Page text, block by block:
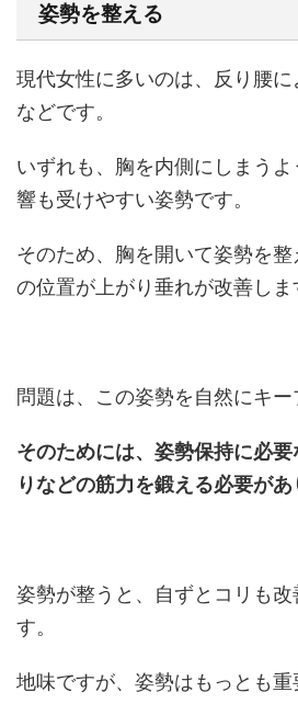
姿勢を整える
現代女性に多いのは、反り腰
などです。
いずれも、胸を内側にしまう
響も受けやすい姿勢です。
そのため、胸を開いて姿勢を
の位置が上がり垂れが改善しま
問題は、この姿勢を自然にキー
そのためには、姿勢保持に必
りなどの筋力を鍛える必要があ
姿勢が整うと、自ずとコリも改
す。
地味ですが、姿勢はもっとも重